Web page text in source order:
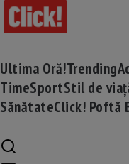
Ultima Oră!Trending
TimeSportStil de
SănătateClick! Poftă